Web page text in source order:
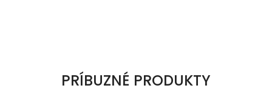
PRÍBUZNÉ PRODUKTY